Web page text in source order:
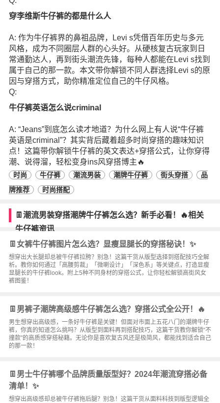
穿李维斯牛仔裤的都是什么人
A: 作为牛仔裤界的鼻祖品牌，Levi s凭借百年历史与多元
风格，成为不同圈层人群的心头好。从硬核复古玩家到日
常通勤达人，再到街头潮流先锋，每种人都能在Levi s找到
属于自己的那一款。本文带你解锁不同人群选择Levi s的原
因与穿搭方式，助你精准定位自己的牛仔风格。
Q:
牛仔裤英语怎么说criminal
A: “Jeans”到底怎么读才地道？为什么网上有人说“牛仔裤
英语是criminal”？其实背后藏着超多时尚穿搭的趣味知识
点！这篇带你解锁牛仔裤的英文表达+穿搭公式，让你穿得
潮、说得溜，轻松变身ins风穿搭博主🔥
时尚 牛仔裤 潮流男装 潮牌牛仔裤 街头穿搭
品
牌推荐
时尚搭配
👖潮流男装穿搭潮牌牛仔裤怎么选？新手必看！🔥相关
牛仔裤资讯
👖女裤牛仔裤图片怎么选？显瘦显腿长的穿搭秘诀！✨
想穿出大长腿却总被牛仔裤拉胯？别急！这篇干货从版型选择到搭配技巧全解
析。教你如何通过「高腰剪裁」「微喇设计」「深色系」等关键点，打造显瘦
显腿长的牛仔裤look。附上5种不同身材的穿搭公式，让你轻松解锁高街风女
裤图鉴！
👖男裤子潮牌高级感牛仔裤怎么选？穿搭公式全公开！🔥
男生想穿出高级感，一条好牛仔裤是关键！但面对市面上五花八门的潮牌牛仔
裤，你真的知道怎么挑吗？从版型到面料再到搭配技巧，这篇干货教你解锁“不
撞款”的高质感穿搭秘籍。无论你是喜欢复古风还是极简风，都能找到适合自己
的那一款！
👖男士牛仔裤哪个品牌质量版型好？2024年潮流穿搭必备
清单！✨
想穿出高级感却总被牛仔裤拖后腿？别急！这篇干货从面料科技到版型逻辑全